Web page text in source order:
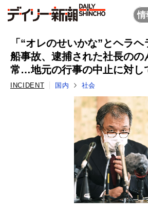
情
「“オレのせいかな”とヘラ
船事故、逮捕された社長のの
常…地元の行事の中止に対し
INCIDENT 国内 社会